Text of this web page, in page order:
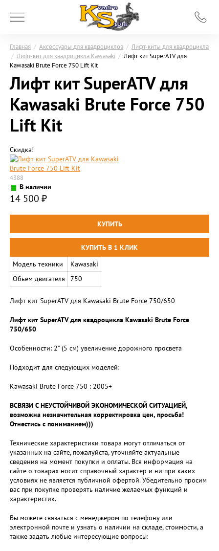
Главная / Аксессуары для квадроциклов / Лифт-киты для квадроцикла
/ Лифт-кит для квадроцикла Kawasaki / Лифт кит SuperATV для
Kawasaki Brute Force 750 Lift Kit
Лифт кит SuperATV для
Kawasaki Brute Force 750
Lift Kit
Скидка!
4388
В наличии
14 500 ₽
Модель техники
Kawasaki
Обьем двигателя
750
Лифт кит SuperATV для Kawasaki Brute Force 750/650
Лифт кит SuperATV для квадроцикла Kawasaki Brute Force
750/650
Особенности: 2" (5 см) увеличение дорожного просвета
Подходит для следующих моделей:
Kawasaki Brute Force 750 : 2005+
ВСВЯЗИ С НЕУСТОЙЧИВОЙ ЭКОНОМИЧЕСКОЙ СИТУАЦИЕЙ,
возможна незначительная корректировка цен, просьба!
Отнестись с пониманием)))
Технические характеристики товара могут отличаться от
указанных на сайте, пожалуйста, уточняйте актуальные
сведения на момент покупки и оплаты. Вся информация на
сайте о товарах носит справочный характер и ни при каких
условиях не является публичной офертой. Убедительно просим
вас при покупке проверять наличие желаемых функций и
характеристик.
Вы можете связаться с менеджером по телефону или
электронной почте и узнать о наличии на складе, стоимости, а
также задать любые интересующие вопросы: